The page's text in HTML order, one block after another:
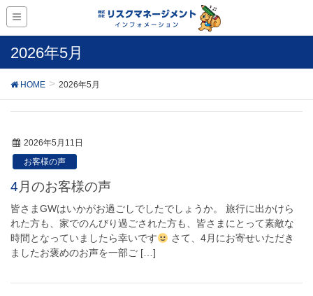
2026年5月
HOME 2026年5月
2026年5月11日
お客様の声
4月のお客様の声
皆さまGWはいかがお過ごしでしたでしょうか。 旅行に出かけら
れた方も、家でのんびり過ごされた方も、皆さまにとって素敵な
時間となっていましたら幸いです
さて、4月にお寄せいただき
ましたお褒めのお声を一部ご […]